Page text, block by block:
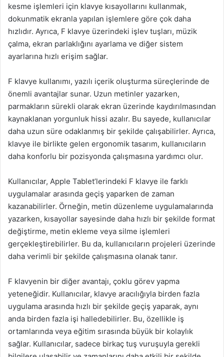
kesme işlemleri için klavye kısayollarını kullanmak,
dokunmatik ekranla yapılan işlemlere göre çok daha
hızlıdır. Ayrıca, F klavye üzerindeki işlev tuşları, müzik
çalma, ekran parlaklığını ayarlama ve diğer sistem
ayarlarına hızlı erişim sağlar.
F klavye kullanımı, yazılı içerik oluşturma süreçlerinde de
önemli avantajlar sunar. Uzun metinler yazarken,
parmakların sürekli olarak ekran üzerinde kaydırılmasından
kaynaklanan yorgunluk hissi azalır. Bu sayede, kullanıcılar
daha uzun süre odaklanmış bir şekilde çalışabilirler. Ayrıca,
klavye ile birlikte gelen ergonomik tasarım, kullanıcıların
daha konforlu bir pozisyonda çalışmasına yardımcı olur.
Kullanıcılar, Apple Tablet’lerindeki F klavye ile farklı
uygulamalar arasında geçiş yaparken de zaman
kazanabilirler. Örneğin, metin düzenleme uygulamalarında
yazarken, kısayollar sayesinde daha hızlı bir şekilde format
değiştirme, metin ekleme veya silme işlemleri
gerçekleştirebilirler. Bu da, kullanıcıların projeleri üzerinde
daha verimli bir şekilde çalışmasına olanak tanır.
F klavyenin bir diğer avantajı, çoklu görev yapma
yeteneğidir. Kullanıcılar, klavye aracılığıyla birden fazla
uygulama arasında hızlı bir şekilde geçiş yaparak, aynı
anda birden fazla işi halledebilirler. Bu, özellikle iş
ortamlarında veya eğitim sırasında büyük bir kolaylık
sağlar. Kullanıcılar, sadece birkaç tuş vuruşuyla gerekli